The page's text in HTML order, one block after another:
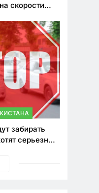
скорости
забирать
серьезно